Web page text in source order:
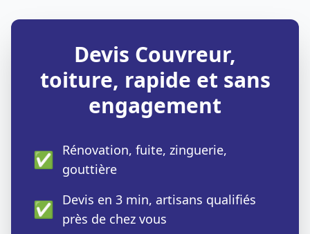
Devis Couvreur,
toiture, rapide et sans
engagement
✅ Rénovation, fuite, zinguerie,
gouttière
✅ Devis en 3 min, artisans qualifiés
près de chez vous